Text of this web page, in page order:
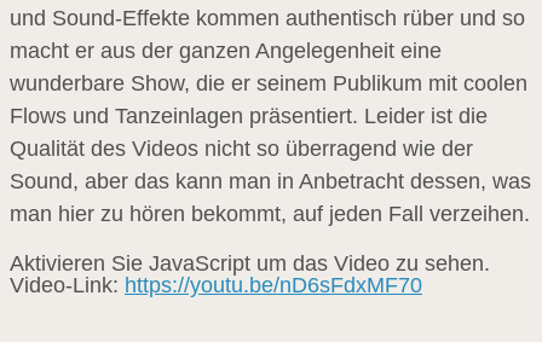
und Sound-Effekte kommen authentisch rüber und so
macht er aus der ganzen Angelegenheit eine
wunderbare Show, die er seinem Publikum mit coolen
Flows und Tanzeinlagen präsentiert. Leider ist die
Qualität des Videos nicht so überragend wie der
Sound, aber das kann man in Anbetracht dessen, was
man hier zu hören bekommt, auf jeden Fall verzeihen.
Aktivieren Sie JavaScript um das Video zu sehen.
Video-Link: https://youtu.be/nD6sFdxMF70